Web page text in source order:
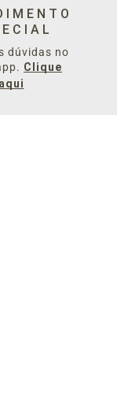
2.969,00
Ouro Roma
Preto
dúvidas no
Clique
aqui